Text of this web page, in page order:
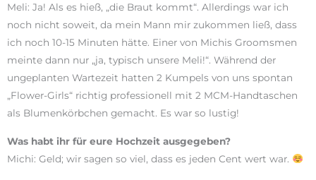
Meli: Ja! Als es hieß, „die Braut kommt“. Allerdings war ich
noch nicht soweit, da mein Mann mir zukommen ließ, dass
ich noch 10-15 Minuten hätte. Einer von Michis Groomsmen
meinte dann nur „ja, typisch unsere Meli!“. Während der
ungeplanten Wartezeit hatten 2 Kumpels von uns spontan
„Flower-Girls“ richtig professionell mit 2 MCM-Handtaschen
als Blumenkörbchen gemacht. Es war so lustig!
Was habt ihr für eure Hochzeit ausgegeben?
Michi: Geld; wir sagen so viel, dass es jeden Cent wert war.